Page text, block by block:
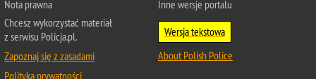
Nota prawna
Chcesz wykorzystać materiał
z serwisu Policja.pl.
Zapoznaj się z zasadami
Polityka prywatności
Inne wersje portalu
Wersja tekstowa
About Polish Police